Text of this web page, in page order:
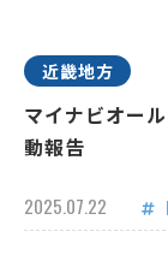
近畿地方
マイナビオー
動報告
2025.07.22